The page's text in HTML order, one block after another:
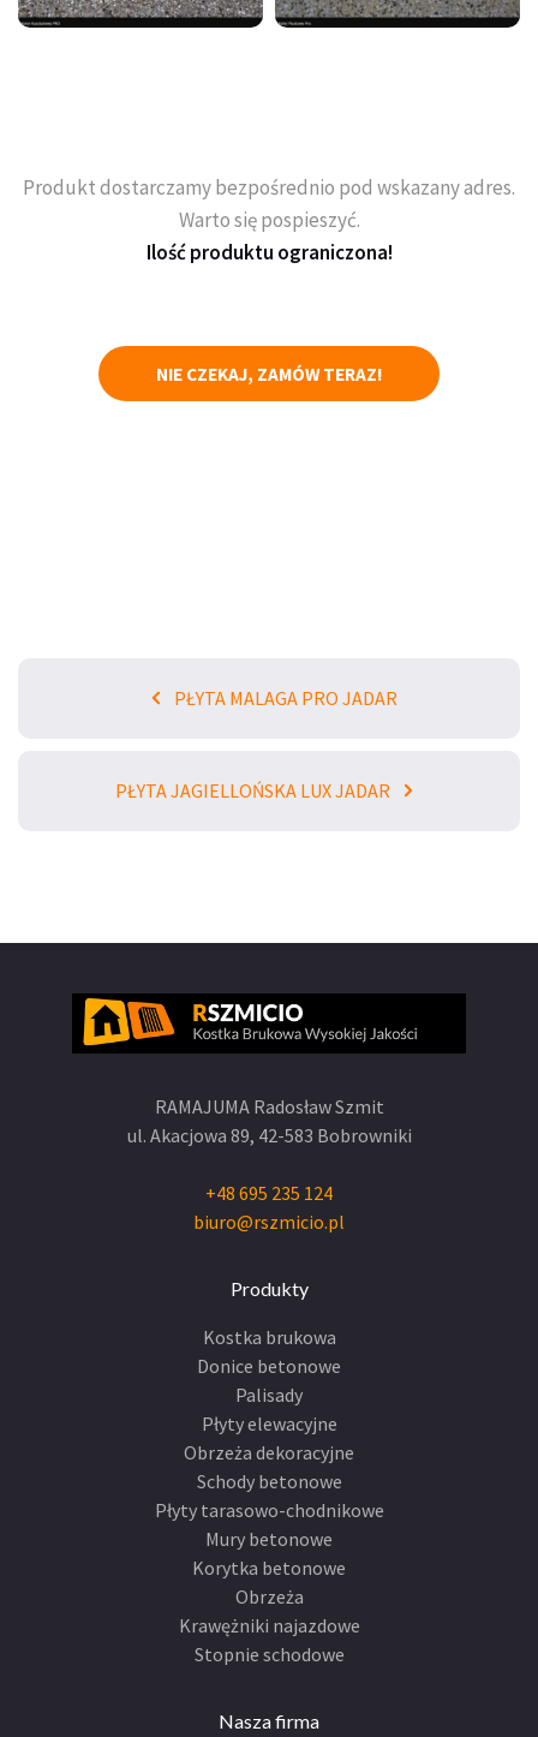
Produkt dostarczamy bezpośrednio pod wskazany adres.
Warto się pospieszyć.
Ilość produktu ograniczona!
NIE CZEKAJ, ZAMÓW TERAZ!
PŁYTA MALAGA PRO JADAR
PŁYTA JAGIELLOŃSKA LUX JADAR
RAMAJUMA Radosław Szmit
ul. Akacjowa 89, 42-583 Bobrowniki
+48 695 235 124
biuro@rszmicio.pl
Produkty
Kostka brukowa
Donice betonowe
Palisady
Płyty elewacyjne
Obrzeża dekoracyjne
Schody betonowe
Płyty tarasowo-chodnikowe
Mury betonowe
Korytka betonowe
Obrzeża
Krawężniki najazdowe
Stopnie schodowe
Nasza firma